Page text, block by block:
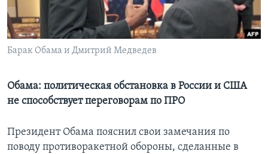
Learning English
СОЦИАЛЬНЫЕ СЕТИ
Барак Обама и Дмитрий Медведев
Обама: политическая обстановка в России и США
не способствует переговорам по ПРО
Президент Обама пояснил свои замечания по
поводу противоракетной обороны, сделанные в